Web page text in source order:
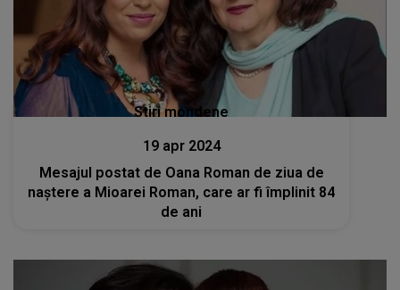
Stiri mondene
19 apr 2024
Mesajul postat de Oana Roman de ziua de
naștere a Mioarei Roman, care ar fi împlinit 84
de ani